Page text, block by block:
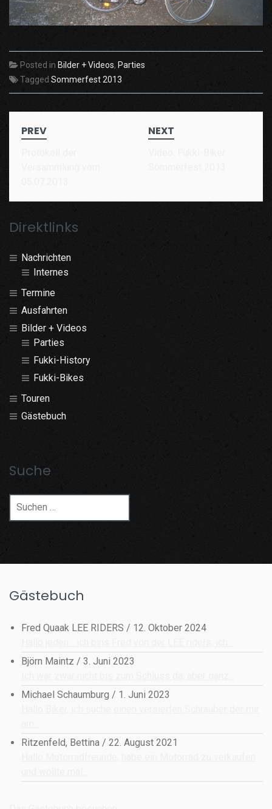
Posted in Bilder + Videos, Parties
Tagged Sommerfest 2013
navigation
PREV NEXT
Direktlinks
Nachrichten
Internes
Termine
Ausfahrten
Bilder + Videos
Parties
Fukki-History
Fukki-Bikes
Touren
Gästebuch
Suche
Suchen
Gästebuch
Fred Quaak LEE RIDERS / 12. Oktober 2024
Björn Maintz / 3. Juni 2023
Michael Schaumburg / 1. Juni 2023
Ritzenfeld, Bettina / 22. August 2021